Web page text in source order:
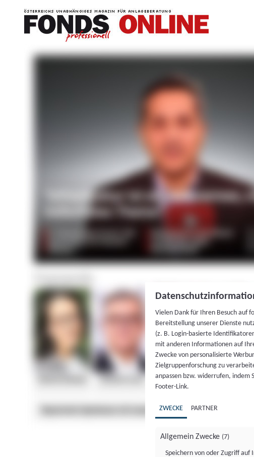
Vielen Dank für Ihren Besuch auf
Bereitstellung unserer Dienste
(z. B. Login-basierte
mit anderen Informationen auf
Zwecke von personalisierte
Zielgruppenforschung zu
anpassen bzw. widerrufen, indem
Footer-Link.
ZWECKE PARTNER
Allgemein Zwecke (7)
Speichern von oder Zugriff